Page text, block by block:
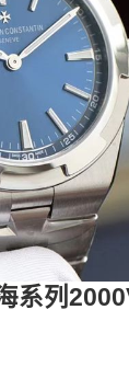
系列